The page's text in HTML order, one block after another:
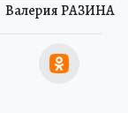
Валерия РАЗИНА